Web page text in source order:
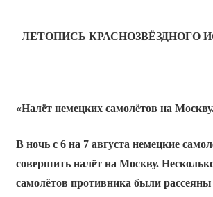
ЛЕТОПИСЬ КРАСНОЗВЁЗДНОГО
«Налёт немецких самолётов на
В ночь с 6 на 7 августа немецкие
совершить налёт на Москву.
самолётов противника были